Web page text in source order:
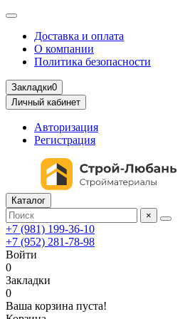
Доставка и оплата
О компании
Политика безопасности
Закладки0
Личный кабинет
Авторизация
Регистрация
Каталог
×
+7 (981) 199-36-10
+7 (952) 281-78-98
Войти
0
Закладки
0
Ваша корзина пуста!